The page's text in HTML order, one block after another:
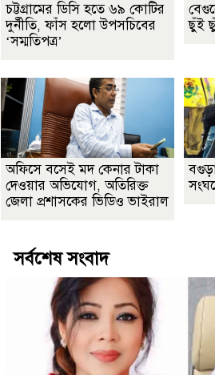
চট্টগ্রামের ডিসি হতে ৬৯ কোটির
দুর্নীতি, ফাঁস হলো উপসচিবের
‘সম্মতিপত্র’
ছুঁই
অফিসে বসেই মদ কেনার টাকা
দেওয়ার অভিযোগ, অতিরিক্ত
জেলা প্রশাসকের ভিডিও ভাইরাল
সর্বশেষ সংবাদ